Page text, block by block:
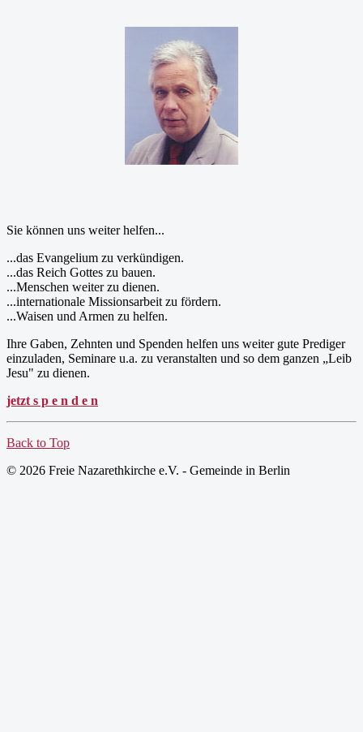
Sie können uns weiter helfen...
...das Evangelium zu verkündigen.
...das Reich Gottes zu bauen.
...Menschen weiter zu dienen.
...internationale Missionsarbeit zu fördern.
...Waisen und Armen zu helfen.
Ihre Gaben, Zehnten und Spenden helfen uns weiter gute Prediger
einzuladen, Seminare u.a. zu veranstalten und so dem ganzen „Leib
Jesu" zu dienen.
jetzt s p e n d e n
Back to Top
© 2026 Freie Nazarethkirche e.V. - Gemeinde in Berlin